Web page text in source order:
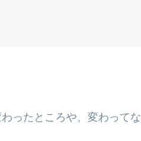
ったところや、変わってな